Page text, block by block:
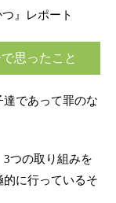
』レポート
思ったこと
であって罪のな
つの取り組みを
に行っているそ